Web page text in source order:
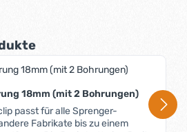
18mm (mit 2 Bohrungen)
passt für alle Sprenger-
Fabrikate bis zu einem